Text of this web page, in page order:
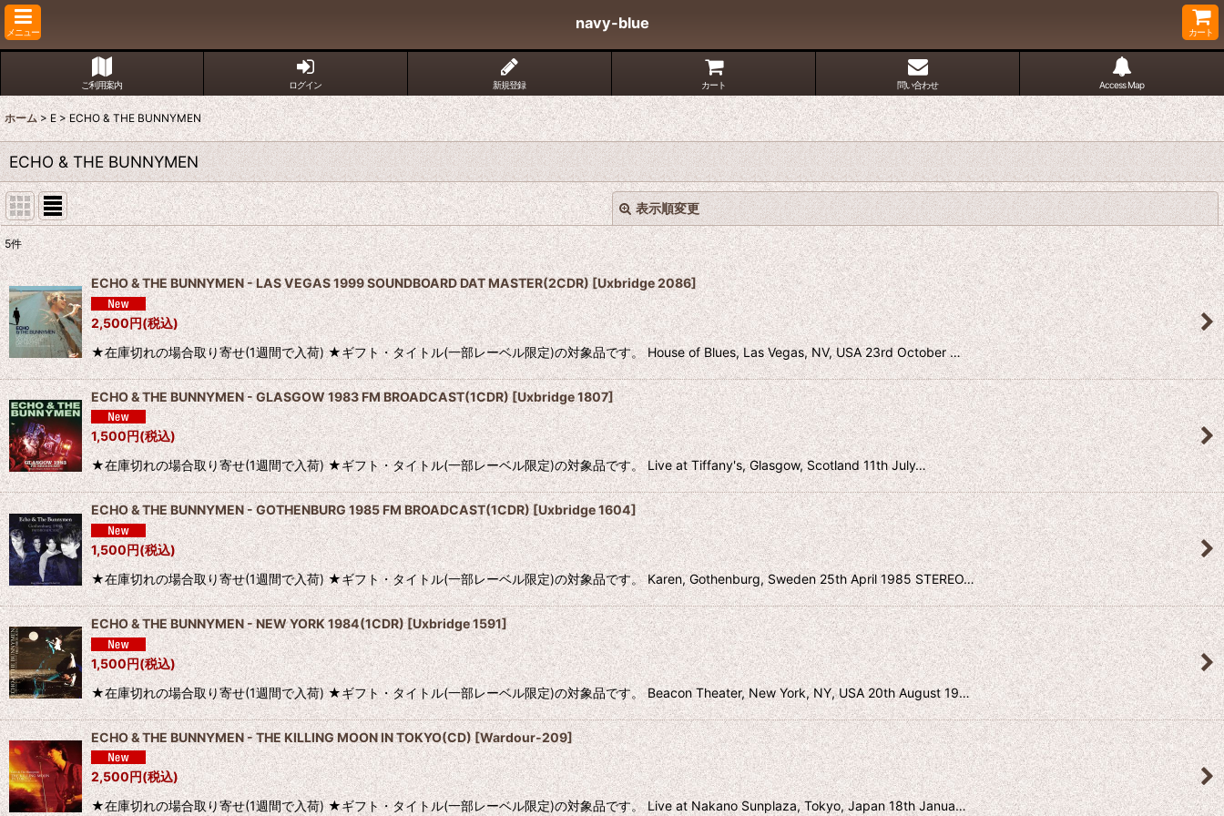
メニュー
navy-blue
カート
ご利用案内 ログイン 新規登録 カート 問い合わせ Access Map
ホーム > E > ECHO & THE BUNNYMEN
ECHO & THE BUNNYMEN
表示順変更
表示数:
並び順:
絞り込む
閉じる
5件
ECHO & THE BUNNYMEN - LAS VEGAS 1999 SOUNDBOARD DAT MASTER(2CDR)[Uxbridge 2086]
2,500円(税込)
★在庫切れの場合取り寄せ(1週間で入荷) ★ギフト・タイトル(一部レーベル限定)の対象品です。 House of Blues, Las Vegas, NV, USA 23rd October …
ECHO & THE BUNNYMEN - GLASGOW 1983 FM BROADCAST(1CDR) [Uxbridge 1807]
1,500円(税込)
★在庫切れの場合取り寄せ(1週間で入荷) ★ギフト・タイトル(一部レーベル限定)の対象品です。 Live at Tiffany's, Glasgow, Scotland 11th July…
ECHO & THE BUNNYMEN - GOTHENBURG 1985 FM BROADCAST(1CDR) [Uxbridge 1604]
1,500円(税込)
★在庫切れの場合取り寄せ(1週間で入荷) ★ギフト・タイトル(一部レーベル限定)の対象品です。 Karen, Gothenburg, Sweden 25th April 1985 STEREO…
ECHO & THE BUNNYMEN - NEW YORK 1984(1CDR) [Uxbridge 1591]
1,500円(税込)
★在庫切れの場合取り寄せ(1週間で入荷) ★ギフト・タイトル(一部レーベル限定)の対象品です。 Beacon Theater, New York, NY, USA 20th August 19…
ECHO & THE BUNNYMEN - THE KILLING MOON IN TOKYO(CD) [Wardour-209]
2,500円(税込)
★在庫切れの場合取り寄せ(1週間で入荷) ★ギフト・タイトル(一部レーベル限定)の対象品です。 Live at Nakano Sunplaza, Tokyo, Japan 18th Janua…